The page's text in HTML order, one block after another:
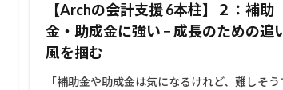
【Archの会計支援 6本柱】２：補助
金・助成金に強い − 成長のための追
風を掴む
「補助金や助成金は気になるけれど、難しそう